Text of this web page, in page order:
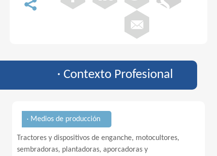
· Contexto Profesional
· Medios de producción
Tractores y dispositivos de enganche, motocultores,
sembradoras, plantadoras, aporcadoras y